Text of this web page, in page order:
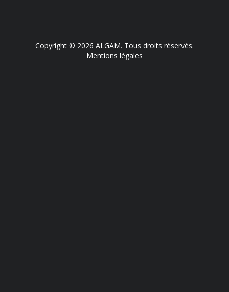
Copyright © 2026 ALGAM. Tous droits réservés.
Mentions légales